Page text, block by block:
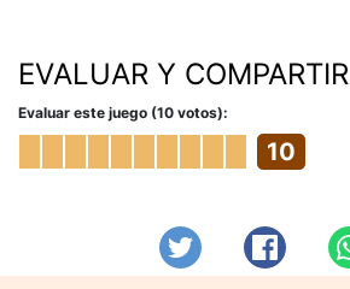
EVALUAR Y COMPARTIR
Evaluar este juego (10 votos):
10